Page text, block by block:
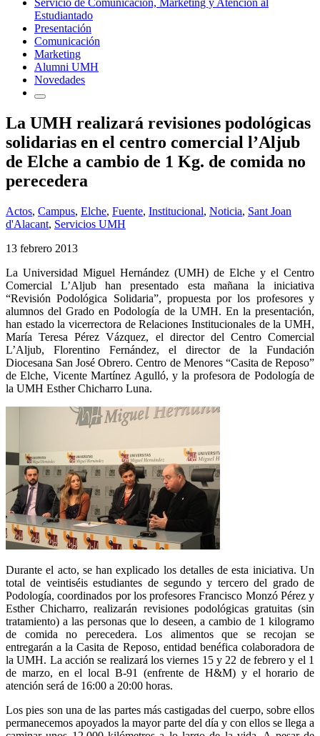
Estudiantado
Presentación
Comunicación
Marketing
Alumni UMH
Novedades
La UMH realizará revisiones podológicas
solidarias en el centro comercial l’Aljub
de Elche a cambio de 1 Kg. de comida no
perecedera
Actos, Campus, Elche, Fuente, Institucional, Noticia, Sant Joan
d'Alacant, Servicios UMH
13 febrero 2013
La Universidad Miguel Hernández (UMH) de Elche y el Centro
Comercial L’Aljub han presentado esta mañana la iniciativa
“Revisión Podológica Solidaria”, propuesta por los profesores y
alumnos del Grado en Podología de la UMH. En la presentación,
han estado la vicerrectora de Relaciones Institucionales de la UMH,
María Teresa Pérez Vázquez, el director del Centro Comercial
L’Aljub, Florentino Fernández, el director de la Fundación
Diocesana San José Obrero. Centro de Menores “Casita de Reposo”
de Elche, Vicente Martínez Agulló, y la profesora de Podología de
la UMH Esther Chicharro Luna.
Durante el acto, se han explicado los detalles de esta iniciativa. Un
total de veintiséis estudiantes de segundo y tercero del grado de
Podología, coordinados por los profesores Francisco Monzó Pérez y
Esther Chicharro, realizarán revisiones podológicas gratuitas (sin
tratamiento) a las personas que lo deseen, a cambio de 1 kilogramo
de comida no perecedera. Los alimentos que se recojan se
entregarán a la Casita de Reposo, entidad benéfica colaboradora de
la UMH. La acción se realizará los viernes 15 y 22 de febrero y el 1
de marzo, en el local B-91 (enfrente de H&M) y el horario de
atención será de 16:00 a 20:00 horas.
Los pies son una de las partes más castigadas del cuerpo, sobre ellos
permanecemos apoyados la mayor parte del día y con ellos se llega a